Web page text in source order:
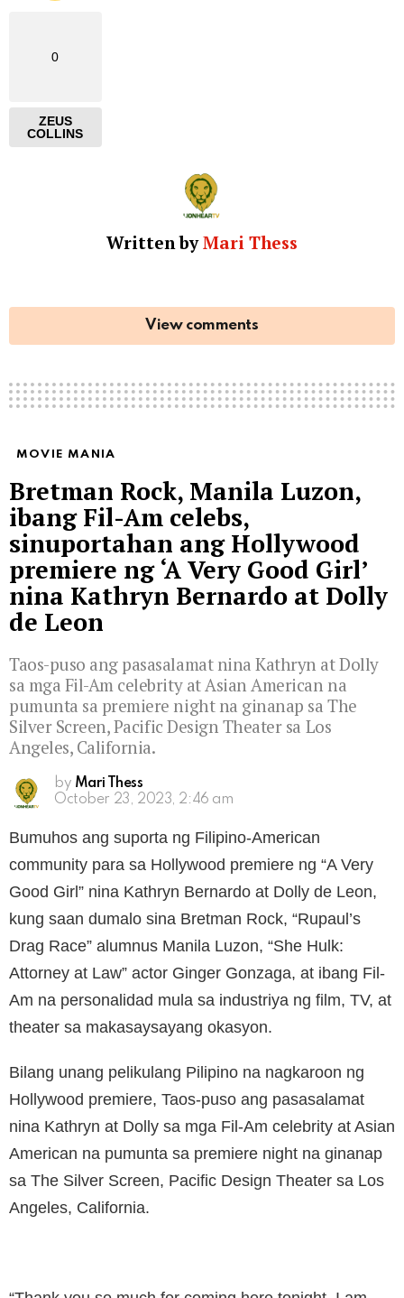
0
ZEUS
COLLINS
Written byMari Thess
View comments
MOVIE MANIA
Bretman Rock, Manila Luzon,
ibang Fil-Am celebs,
sinuportahan ang Hollywood
premiere ng ‘A Very Good Girl’
nina Kathryn Bernardo at Dolly
de Leon
Taos-puso ang pasasalamat nina Kathryn at Dolly
sa mga Fil-Am celebrity at Asian American na
pumunta sa premiere night na ginanap sa The
Silver Screen, Pacific Design Theater sa Los
Angeles, California.
by Mari Thess
October 23, 2023, 2:46 am
Bumuhos ang suporta ng Filipino-American
community para sa Hollywood premiere ng “A Very
Good Girl” nina Kathryn Bernardo at Dolly de Leon,
kung saan dumalo sina Bretman Rock, “Rupaul’s
Drag Race” alumnus Manila Luzon, “She Hulk:
Attorney at Law” actor Ginger Gonzaga, at ibang Fil-
Am na personalidad mula sa industriya ng film, TV, at
theater sa makasaysayang okasyon.
Bilang unang pelikulang Pilipino na nagkaroon ng
Hollywood premiere, Taos-puso ang pasasalamat
nina Kathryn at Dolly sa mga Fil-Am celebrity at Asian
American na pumunta sa premiere night na ginanap
sa The Silver Screen, Pacific Design Theater sa Los
Angeles, California.